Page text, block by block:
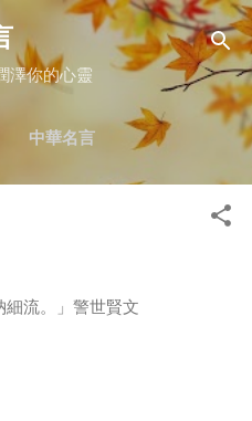
內容
澤你的心靈
中華名言
細流。」警世賢文